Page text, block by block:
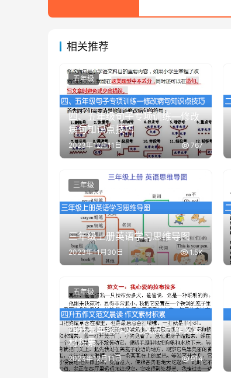
相关推荐
四、五年级句子专项训练—修改
病句知识点技巧
2023年12月11日 767
五年级
三年级上册英语学习思维导图
2023年11月30日 1.5K
三年级
四升五年级作文范文晨读 作文素
材积累
2023年12月11日 914
五年级